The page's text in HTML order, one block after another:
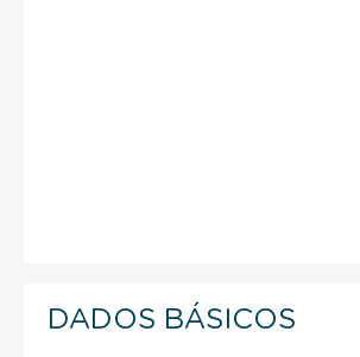
DADOS BÁSICOS